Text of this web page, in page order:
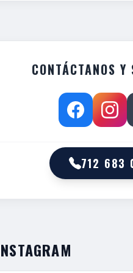
CONTÁCTANOS Y
712 683